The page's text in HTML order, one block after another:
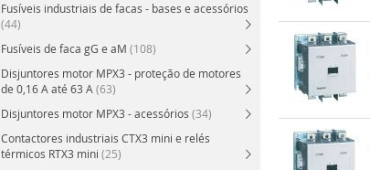
Fusíveis industriais de facas - bases e acessórios
(44)
Fusíveis de faca gG e aM (108)
Disjuntores motor MPX3 - proteção de motores
de 0,16 A até 63 A (63)
Disjuntores motor MPX3 - acessórios (34)
Contactores industriais CTX3 mini e relés
térmicos RTX3 mini (25)